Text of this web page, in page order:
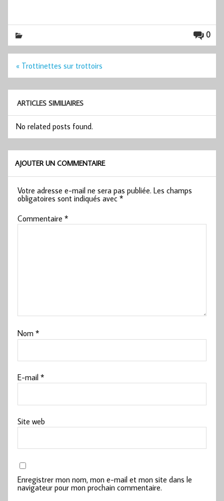
0
Navigation
« Trottinettes sur trottoirs
ARTICLES SIMILIAIRES
No related posts found.
AJOUTER UN COMMENTAIRE
Votre adresse e-mail ne sera pas publiée. Les champs
obligatoires sont indiqués avec*
Commentaire*
Nom*
E-mail*
Site web
Enregistrer mon nom, mon e-mail et mon site dans le
navigateur pour mon prochain commentaire.